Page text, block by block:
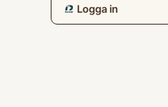
Logga in